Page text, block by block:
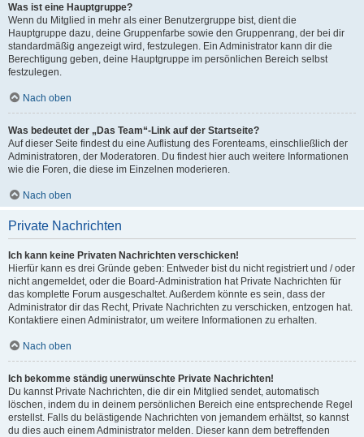
Was ist eine Hauptgruppe?
Wenn du Mitglied in mehr als einer Benutzergruppe bist, dient die
Hauptgruppe dazu, deine Gruppenfarbe sowie den Gruppenrang, der bei dir
standardmäßig angezeigt wird, festzulegen. Ein Administrator kann dir die
Berechtigung geben, deine Hauptgruppe im persönlichen Bereich selbst
festzulegen.
Nach oben
Was bedeutet der „Das Team“-Link auf der Startseite?
Auf dieser Seite findest du eine Auflistung des Forenteams, einschließlich der
Administratoren, der Moderatoren. Du findest hier auch weitere Informationen
wie die Foren, die diese im Einzelnen moderieren.
Nach oben
Private Nachrichten
Ich kann keine Privaten Nachrichten verschicken!
Hierfür kann es drei Gründe geben: Entweder bist du nicht registriert und / oder
nicht angemeldet, oder die Board-Administration hat Private Nachrichten für
das komplette Forum ausgeschaltet. Außerdem könnte es sein, dass der
Administrator dir das Recht, Private Nachrichten zu verschicken, entzogen hat.
Kontaktiere einen Administrator, um weitere Informationen zu erhalten.
Nach oben
Ich bekomme ständig unerwünschte Private Nachrichten!
Du kannst Private Nachrichten, die dir ein Mitglied sendet, automatisch
löschen, indem du in deinem persönlichen Bereich eine entsprechende Regel
erstellst. Falls du belästigende Nachrichten von jemandem erhältst, so kannst
du dies auch einem Administrator melden. Dieser kann dem betreffenden